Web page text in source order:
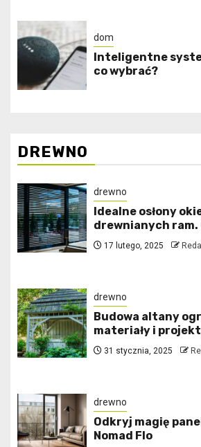
dom
Inteligentne
co wybrać?
DREWNO
drewno
Idealne osłony
drewnianych ram.
17 lutego, 2025
drewno
Budowa altany
materiały i
31 stycznia, 2025
drewno
Odkryj magię
Nomad Flo